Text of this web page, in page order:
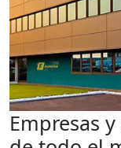
Empresas